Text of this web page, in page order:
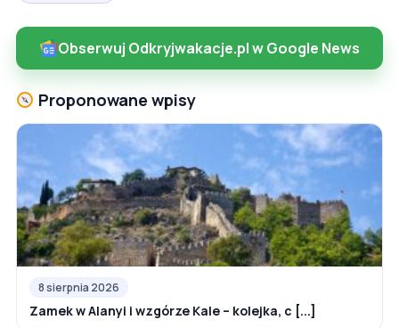
Obserwuj Odkryjwakacje.pl w Google News
Proponowane wpisy
8 sierpnia 2026
Zamek w Alanyi i wzgórze Kale – kolejka, c [...]